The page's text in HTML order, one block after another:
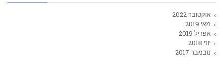
אוקטובר 2022
מאי 2019
אפריל 2019
יוני 2018
נובמבר 2017